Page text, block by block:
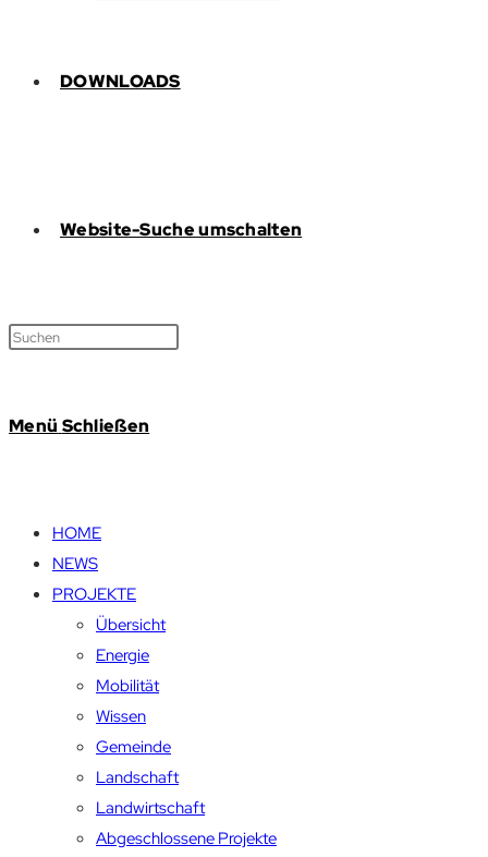
DOWNLOADS
Website-Suche umschalten
Menü Schließen
HOME
NEWS
PROJEKTE
Übersicht
Energie
Mobilität
Wissen
Gemeinde
Landschaft
Landwirtschaft
Abgeschlossene Projekte